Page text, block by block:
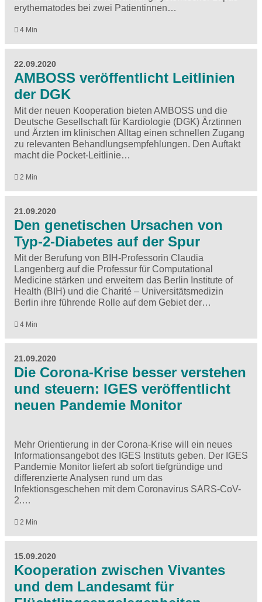
erythematodes bei zwei Patientinnen…
4 Min
22.09.2020
AMBOSS veröffentlicht Leitlinien
der DGK
Mit der neuen Kooperation bieten AMBOSS und die
Deutsche Gesellschaft für Kardiologie (DGK) Ärztinnen
und Ärzten im klinischen Alltag einen schnellen Zugang
zu relevanten Behandlungsempfehlungen. Den Auftakt
macht die Pocket-Leitlinie…
2 Min
21.09.2020
Den genetischen Ursachen von
Typ-2-Diabetes auf der Spur
Mit der Berufung von BIH-Professorin Claudia
Langenberg auf die Professur für Computational
Medicine stärken und erweitern das Berlin Institute of
Health (BIH) und die Charité – Universitätsmedizin
Berlin ihre führende Rolle auf dem Gebiet der…
4 Min
21.09.2020
Die Corona-Krise besser verstehen
und steuern: IGES veröffentlicht
neuen Pandemie Monitor
Mehr Orientierung in der Corona-Krise will ein neues
Informationsangebot des IGES Instituts geben. Der IGES
Pandemie Monitor liefert ab sofort tiefgründige und
differenzierte Analysen rund um das
Infektionsgeschehen mit dem Coronavirus SARS-CoV-
2.…
2 Min
15.09.2020
Kooperation zwischen Vivantes
und dem Landesamt für